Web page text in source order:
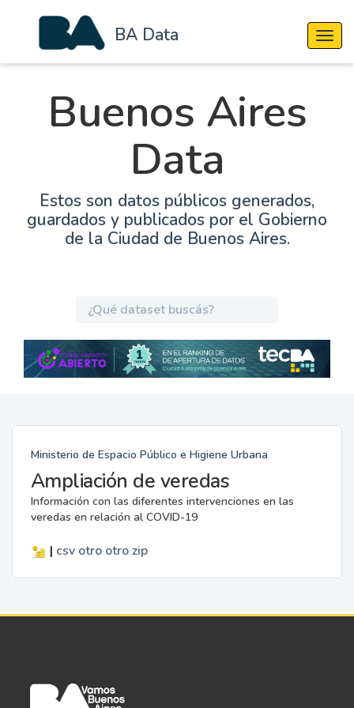
BA Data
Buenos Aires
Data
Estos son datos públicos generados,
guardados y publicados por el Gobierno
de la Ciudad de Buenos Aires.
Ministerio de Espacio Público e Higiene Urbana
Ampliación de veredas
Información con las diferentes intervenciones en las
veredas en relación al COVID-19
| csv otro otro zip